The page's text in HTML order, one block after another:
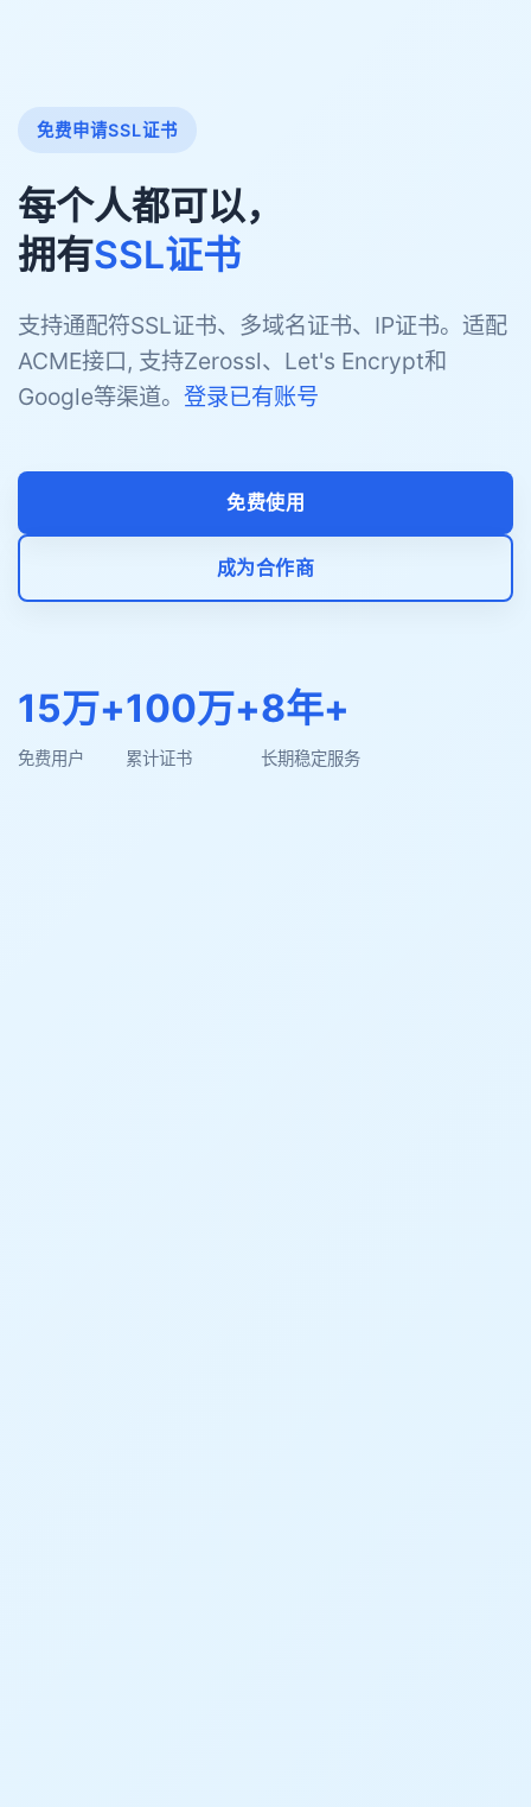
免费申请SSL证书
每个人都可以，
拥有SSL证书
支持通配符SSL证书、多域名证书、IP证书。适配
ACME接口, 支持Zerossl、Let's Encrypt和
Google等渠道。 登录已有账号
免费使用
成为合作商
15万+
免费用户
100万+
累计证书
8年+
长期稳定服务